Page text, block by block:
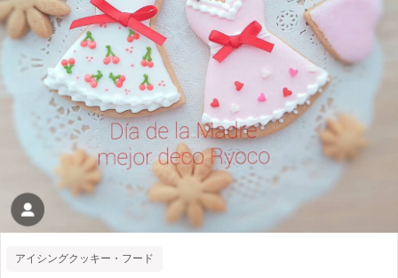
アイシングクッキー・フード